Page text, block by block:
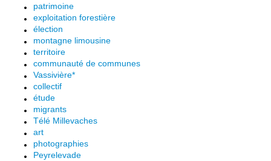
patrimoine
exploitation forestière
élection
montagne limousine
territoire
communauté de communes
Vassivière*
collectif
étude
migrants
Télé Millevaches
art
photographies
Peyrelevade